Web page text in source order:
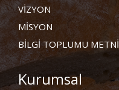
VİZYON
MİSYON
BİLGİ TOPLUMU METNİ
Kurumsal